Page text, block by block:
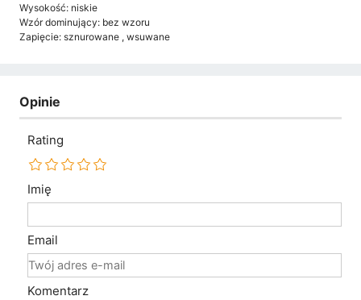
Wysokość: niskie
Wzór dominujący: bez wzoru
Zapięcie: sznurowane , wsuwane
Opinie
Rating
Imię
Email
Komentarz